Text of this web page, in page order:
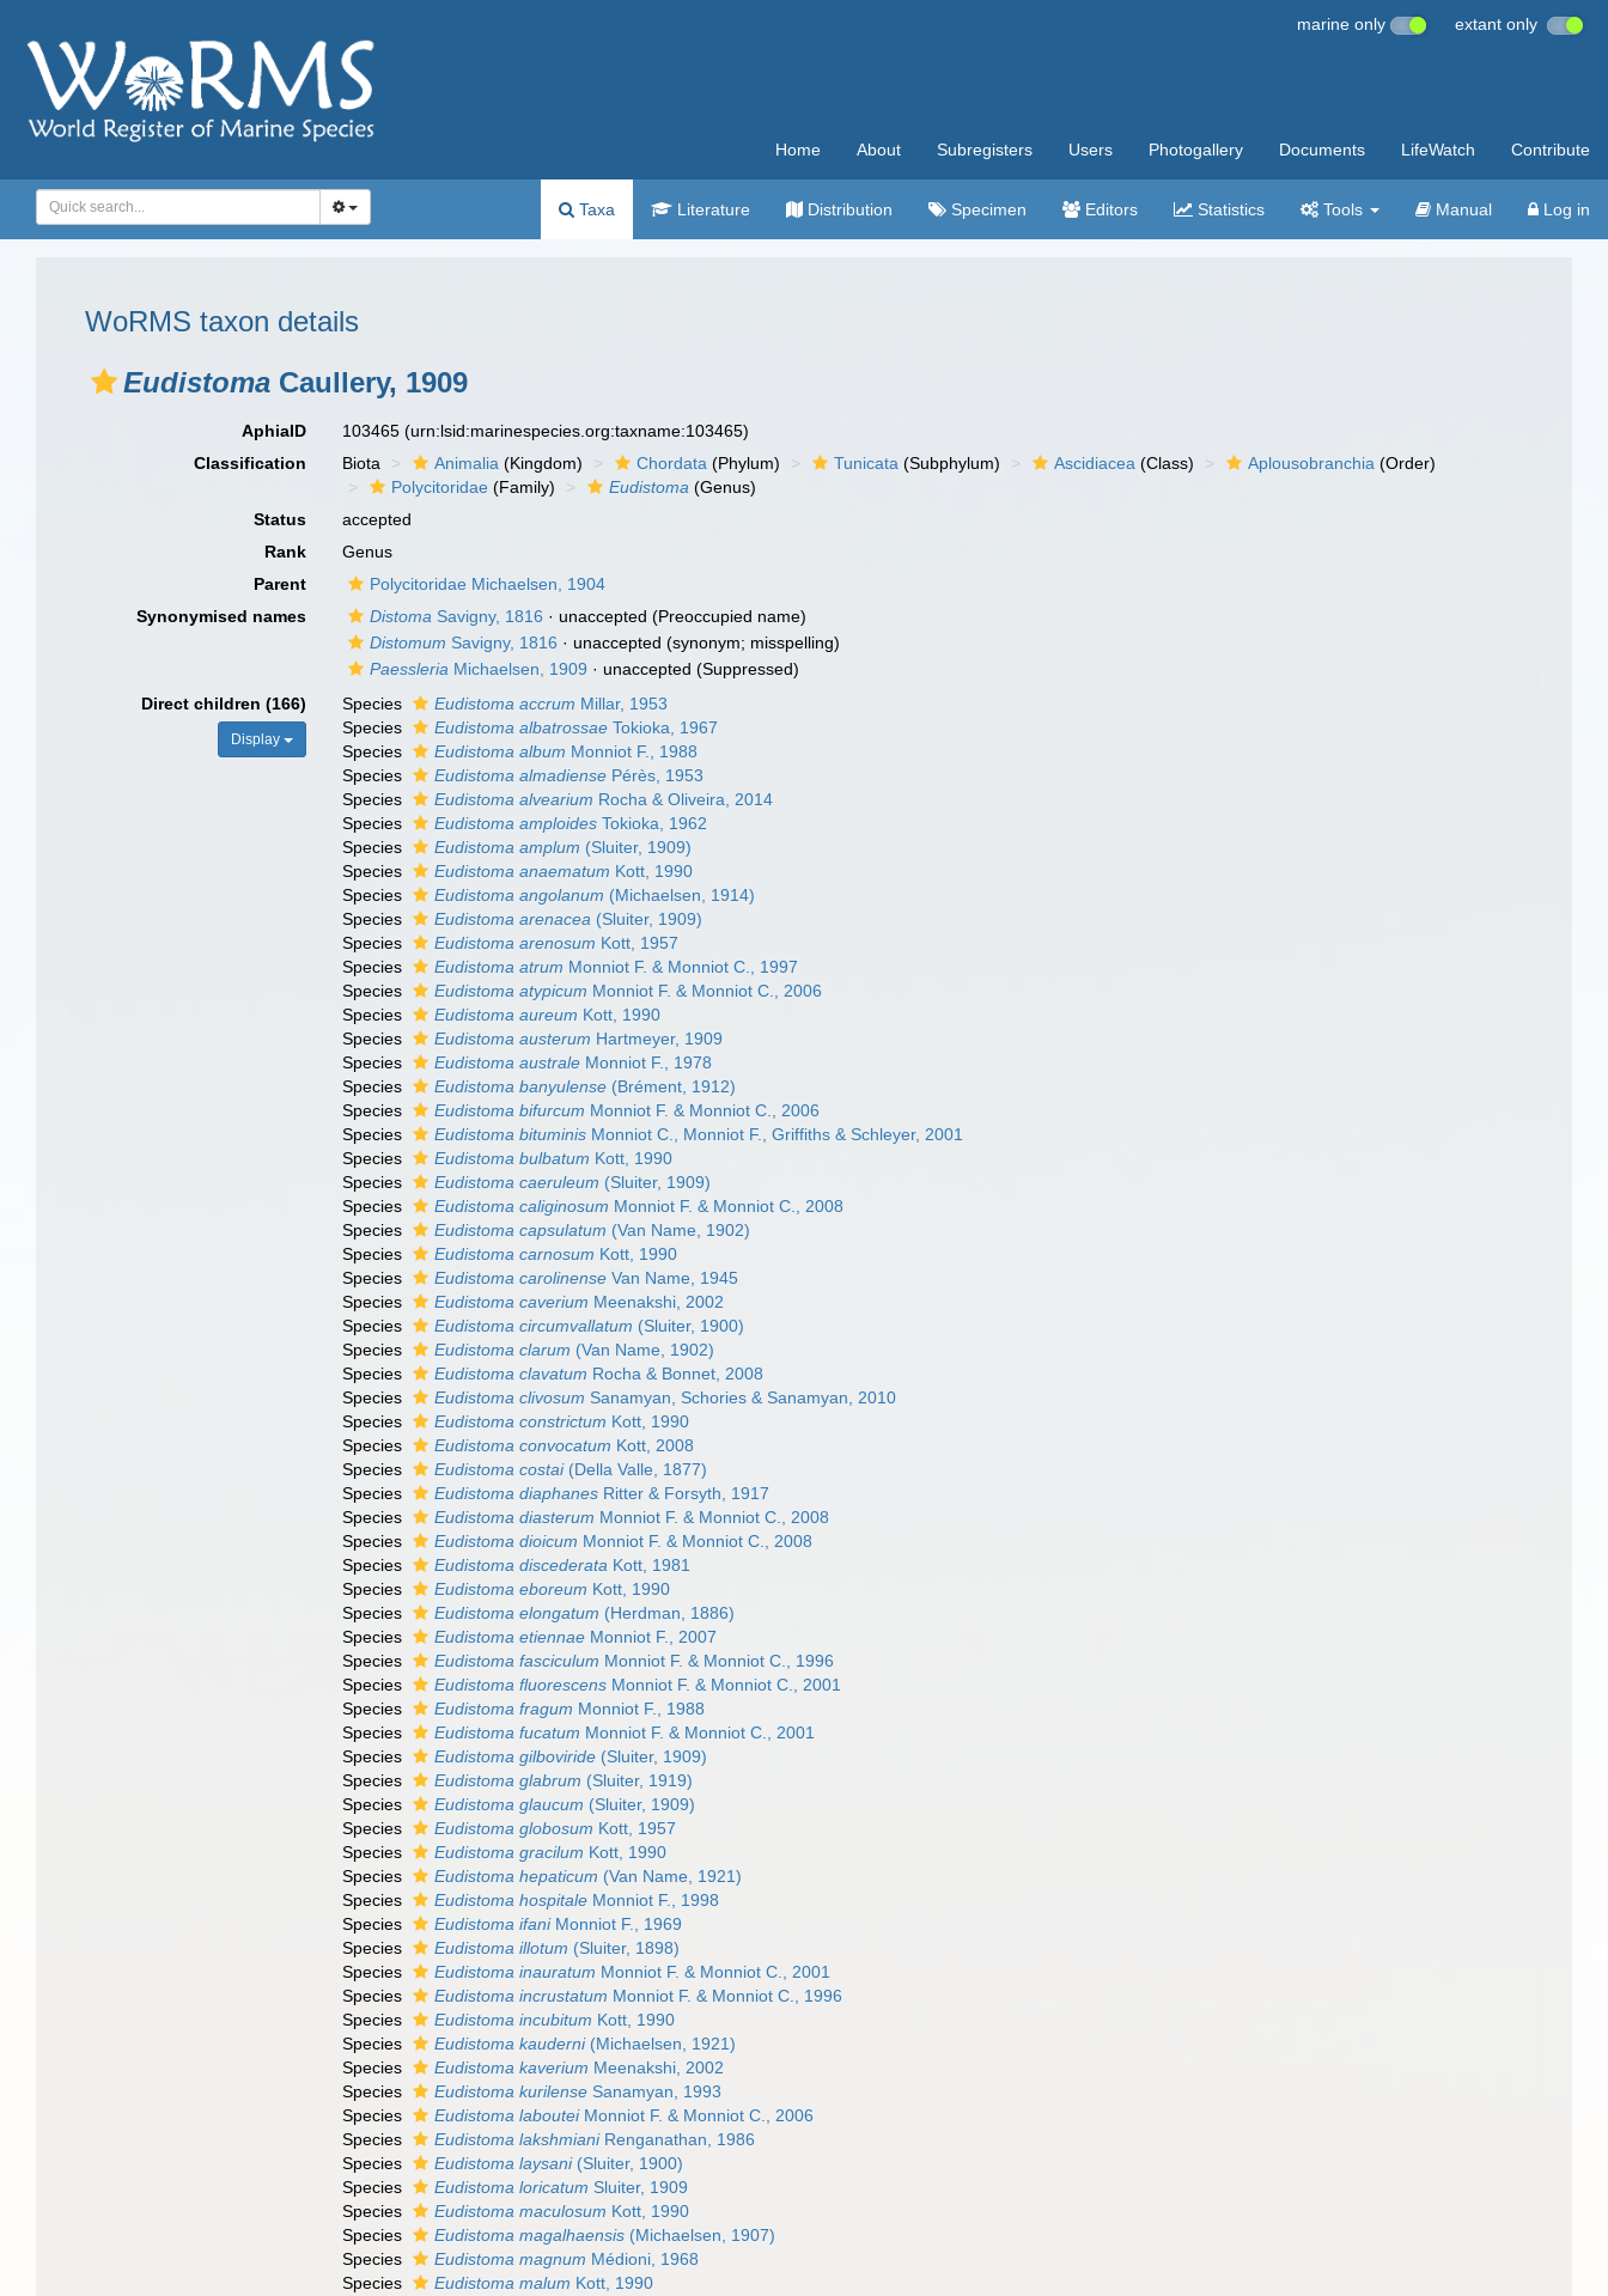
marine only extant only
Home About Subregisters Users Photogallery Documents LifeWatch Contribute
Taxa Literature Distribution Specimen Editors Statistics Tools Manual Log in
WoRMS taxon details
Eudistoma Caullery, 1909
AphiaID 103465(urn:lsid:marinespecies.org:taxname:103465)
Classification
Biota Animalia (Kingdom) Chordata (Phylum) Tunicata (Subphylum) Ascidiacea (Class) Aplousobranchia (Order)
Polycitoridae (Family) Eudistoma (Genus)
Status
accepted
Rank
Genus
Parent
Polycitoridae Michaelsen, 1904
Synonymised names
Distoma Savigny, 1816 · unaccepted (Preoccupied name)
Distomum Savigny, 1816 · unaccepted (synonym; misspelling)
Paessleria Michaelsen, 1909 · unaccepted (Suppressed)
Direct children (166)
Display
Species Eudistoma accrum Millar, 1953
Species
Eudistoma albatrossae Tokioka, 1967
Species
Eudistoma album Monniot F., 1988
Species
Eudistoma almadiense Pérès, 1953
Species
Eudistoma alvearium Rocha & Oliveira, 2014
Species
Eudistoma amploides Tokioka, 1962
Species
Eudistoma amplum (Sluiter, 1909)
Species
Eudistoma anaematum Kott, 1990
Species
Eudistoma angolanum (Michaelsen, 1914)
Species
Eudistoma arenacea (Sluiter, 1909)
Species
Eudistoma arenosum Kott, 1957
Species
Eudistoma atrum Monniot F. & Monniot C., 1997
Species
Eudistoma atypicum Monniot F. & Monniot C., 2006
Species
Eudistoma aureum Kott, 1990
Species
Eudistoma austerum Hartmeyer, 1909
Species
Eudistoma australe Monniot F., 1978
Species
Eudistoma banyulense (Brément, 1912)
Species
Eudistoma bifurcum Monniot F. & Monniot C., 2006
Species
Eudistoma bituminis Monniot C., Monniot F., Griffiths & Schleyer, 2001
Species
Eudistoma bulbatum Kott, 1990
Species
Eudistoma caeruleum (Sluiter, 1909)
Species
Eudistoma caliginosum Monniot F. & Monniot C., 2008
Species
Eudistoma capsulatum (Van Name, 1902)
Species
Eudistoma carnosum Kott, 1990
Species
Eudistoma carolinense Van Name, 1945
Species
Eudistoma caverium Meenakshi, 2002
Species
Eudistoma circumvallatum (Sluiter, 1900)
Species
Eudistoma clarum (Van Name, 1902)
Species
Eudistoma clavatum Rocha & Bonnet, 2008
Species
Eudistoma clivosum Sanamyan, Schories & Sanamyan, 2010
Species
Eudistoma constrictum Kott, 1990
Species
Eudistoma convocatum Kott, 2008
Species
Eudistoma costai(Della Valle, 1877)
Species
Eudistoma diaphanes Ritter & Forsyth, 1917
Species
Eudistoma diasterum Monniot F. & Monniot C., 2008
Species
Eudistoma dioicum Monniot F. & Monniot C., 2008
Species
Eudistoma discederata Kott, 1981
Species
Eudistoma eboreum Kott, 1990
Species
Eudistoma elongatum (Herdman, 1886)
Species
Eudistoma etiennae Monniot F., 2007
Species
Eudistoma fasciculum Monniot F. & Monniot C., 1996
Species
Eudistoma fluorescens Monniot F. & Monniot C., 2001
Species
Eudistoma fragum Monniot F., 1988
Species
Eudistoma fucatum Monniot F. & Monniot C., 2001
Species
Eudistoma gilboviride (Sluiter, 1909)
Species
Eudistoma glabrum (Sluiter, 1919)
Species
Eudistoma glaucum (Sluiter, 1909)
Species
Eudistoma globosum Kott, 1957
Species
Eudistoma gracilum Kott, 1990
Species
Eudistoma hepaticum (Van Name, 1921)
Species
Eudistoma hospitale Monniot F., 1998
Species
Eudistoma ifaniMonniot F., 1969
Species
Eudistoma illotum (Sluiter, 1898)
Species
Eudistoma inauratum Monniot F. & Monniot C., 2001
Species
Eudistoma incrustatum Monniot F. & Monniot C., 1996
Species
Eudistoma incubitum Kott, 1990
Species
Eudistoma kauderni(Michaelsen, 1921)
Species
Eudistoma kaverium Meenakshi, 2002
Species
Eudistoma kurilense Sanamyan, 1993
Species
Eudistoma labouteiMonniot F. & Monniot C., 2006
Species
Eudistoma lakshmianiRenganathan, 1986
Species
Eudistoma laysani(Sluiter, 1900)
Species
Eudistoma loricatum Sluiter, 1909
Species
Eudistoma maculosum Kott, 1990
Species
Eudistoma magalhaensis (Michaelsen, 1907)
Species
Eudistoma magnum Médioni, 1968
Species
Eudistoma malum Kott, 1990